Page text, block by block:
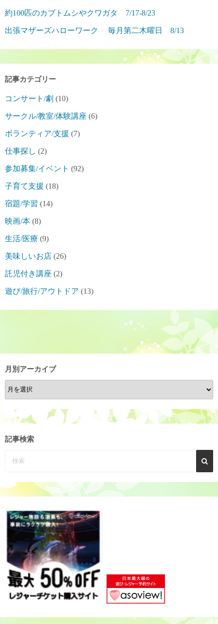
約100匹のカブトムシやクワガタ 7/17-8/23
出張マザーズハローワーク 毎月第二木曜日 8/13
記事カテゴリー
コンサート/劇 (10)
サークル/教室/体験講座 (6)
ボランティア/支援 (7)
仕事探し (2)
参加募集/イベント (92)
子育て支援 (18)
宿題/学習 (14)
映画/本 (8)
生活/医療 (9)
美味しいお店 (26)
託児付き講座 (2)
遊び/旅行/アウトドア (13)
月別アーカイブ
月
別
ー
カ
記事検索